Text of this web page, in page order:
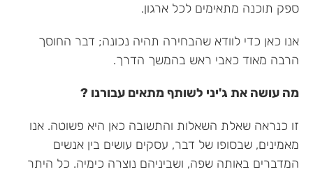
ספק תוכנה מתאימים לכל ארגון.
אנו כאן כדי לוודא שהבחירה תהיה נכונה; דבר החוסך
הרבה מאוד כאבי ראש בהמשך הדרך.
מה עושה את ג'יני לשותף מתאים עבורנו ?
זו כנראה שאלת השאלות והתשובה כאן היא פשוטה. אנו
מאמינים, שבסופו של דבר, עסקים עושים בין אנשים
המדברים באותה שפה, ושביניהם נוצרה כימיה. כל היתר